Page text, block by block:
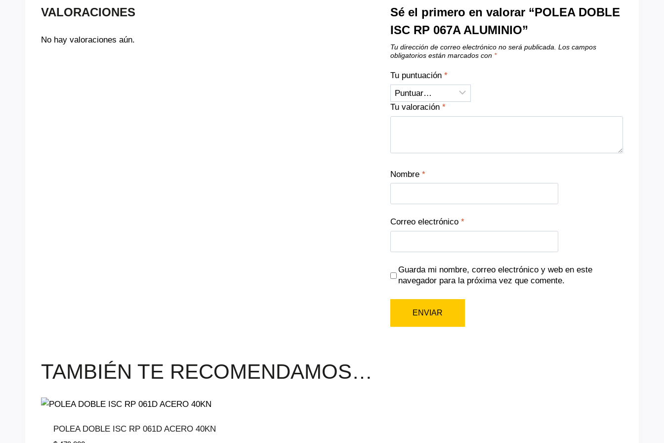
VALORACIONES
No hay valoraciones aún.
Sé el primero en valorar “POLEA DOBLE
ISC RP 067A ALUMINIO”
Tu dirección de correo electrónico no será publicada. Los campos
obligatorios están marcados con *
Tu puntuación *
Tu valoración *
Nombre *
Correo electrónico *
Guarda mi nombre, correo electrónico y web en este
navegador para la próxima vez que comente.
TAMBIÉN TE RECOMENDAMOS…
POLEA DOBLE ISC RP 061D ACERO 40KN